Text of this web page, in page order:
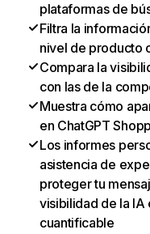
plataformas de
Filtra la
nivel de producto
Compara la
con las de la
Muestra cómo
en ChatGPT
Los informes
asistencia de
proteger tu
visibilidad de la IA
cuantificable